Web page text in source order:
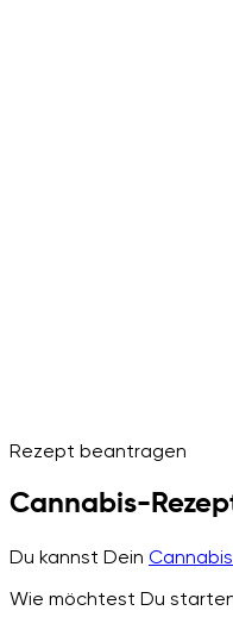
Rezept beantragen
Cannabis-
Du kannst Dein
Wie möchtest Du